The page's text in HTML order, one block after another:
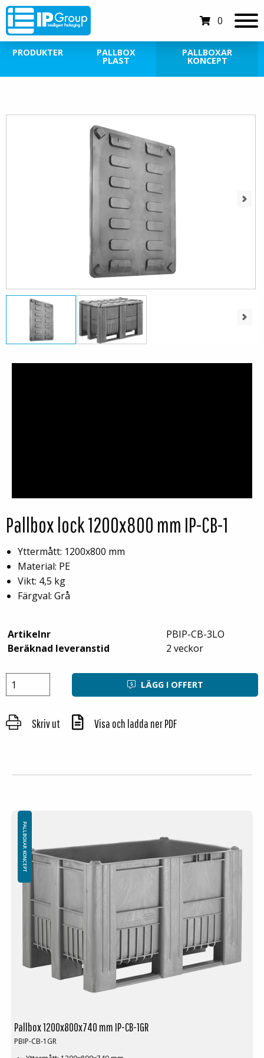
0
PRODUKTER PALLBOX
PLAST
PALLBOXAR
KONCEPT
Pallbox lock 1200x800 mm IP-CB-1
Yttermått: 1200x800 mm
Material: PE
Vikt: 4,5 kg
Färgval: Grå
Artikelnr
PBIP-CB-3LO
Beräknad leveranstid
2 veckor
LÄGG I OFFERT
Skriv ut Visa och ladda ner PDF
Pallbox 1200x800x740 mm IP-CB-1GR
PBIP-CB-1GR
PALLBOXAR KONCEPT